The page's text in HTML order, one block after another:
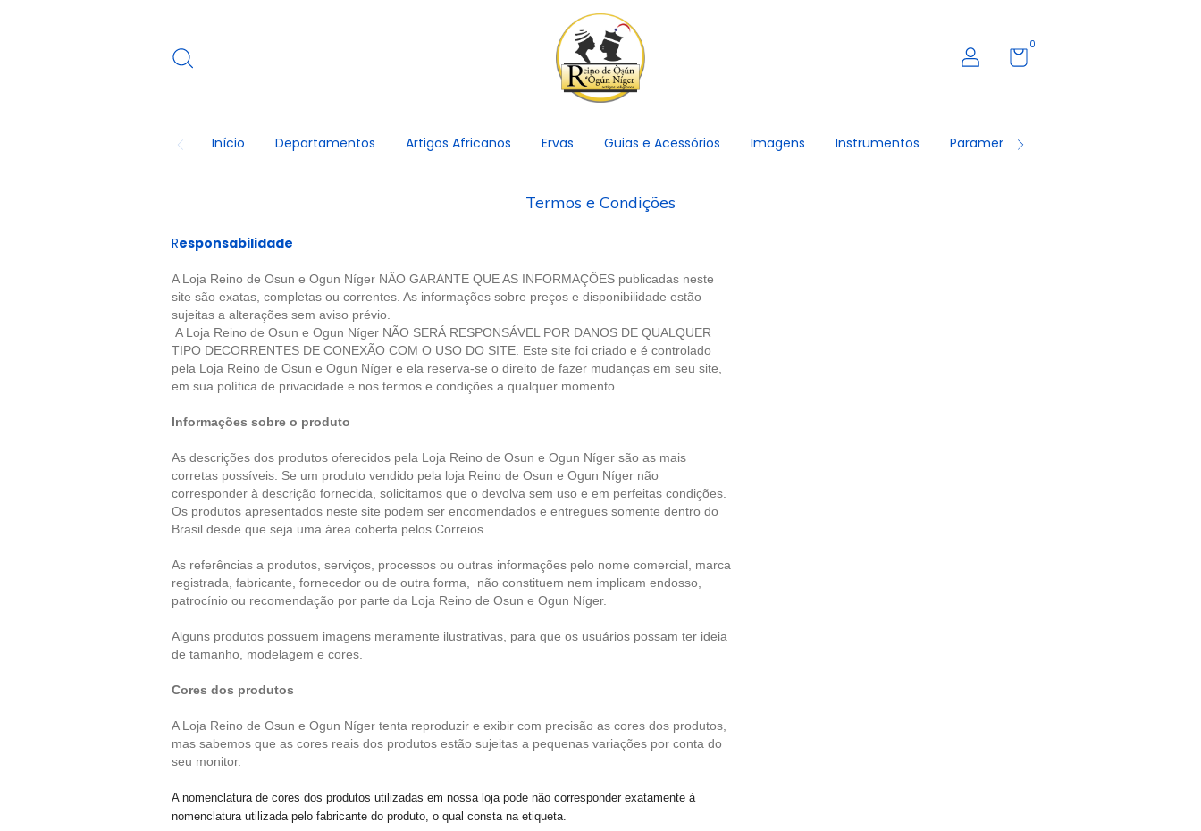
0
Início Departamentos Artigos Africanos Ervas Guias e Acessórios Imagens Instrumentos Paramentas
Termos e Condições
Responsabilidade
A Loja Reino de Osun e Ogun Níger NÃO GARANTE QUE AS INFORMAÇÕES publicadas neste
site são exatas, completas ou correntes. As informações sobre preços e disponibilidade estão
sujeitas a alterações sem aviso prévio.
A Loja Reino de Osun e Ogun Níger NÃO SERÁ RESPONSÁVEL POR DANOS DE QUALQUER
TIPO DECORRENTES DE CONEXÃO COM O USO DO SITE. Este site foi criado e é controlado
pela Loja Reino de Osun e Ogun Níger e ela reserva-se o direito de fazer mudanças em seu site,
em sua política de privacidade e nos termos e condições a qualquer momento.
Informações sobre o produto
As descrições dos produtos oferecidos pela Loja Reino de Osun e Ogun Níger são as mais
corretas possíveis. Se um produto vendido pela loja Reino de Osun e Ogun Níger não
corresponder à descrição fornecida, solicitamos que o devolva sem uso e em perfeitas condições.
Os produtos apresentados neste site podem ser encomendados e entregues somente dentro do
Brasil desde que seja uma área coberta pelos Correios.
As referências a produtos, serviços, processos ou outras informações pelo nome comercial, marca
registrada, fabricante, fornecedor ou de outra forma, não constituem nem implicam endosso,
patrocínio ou recomendação por parte da Loja Reino de Osun e Ogun Níger.
Alguns produtos possuem imagens meramente ilustrativas, para que os usuários possam ter ideia
de tamanho, modelagem e cores.
Cores dos produtos
A Loja Reino de Osun e Ogun Níger tenta reproduzir e exibir com precisão as cores dos produtos,
mas sabemos que as cores reais dos produtos estão sujeitas a pequenas variações por conta do
seu monitor.
A nomenclatura de cores dos produtos utilizadas em nossa loja pode não corresponder exatamente à
nomenclatura utilizada pelo fabricante do produto, o qual consta na etiqueta.